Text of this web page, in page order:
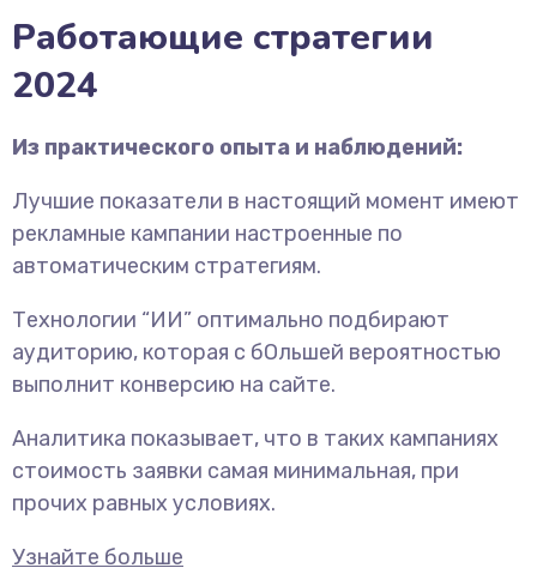
Работающие стратегии
2024
Из практического опыта и наблюдений:
Лучшие показатели в настоящий момент имеют
рекламные кампании настроенные по
автоматическим стратегиям.
Технологии “ИИ” оптимально подбирают
аудиторию, которая с бОльшей вероятностью
выполнит конверсию на сайте.
Аналитика показывает, что в таких кампаниях
стоимость заявки самая минимальная, при
прочих равных условиях.
Узнайте больше